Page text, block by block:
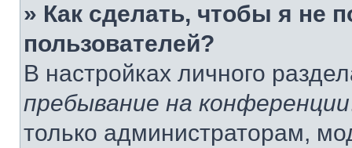
» Как сделать, чтобы я не
пользователей?
В настройках личного
пребывание на конференции
только администраторам,